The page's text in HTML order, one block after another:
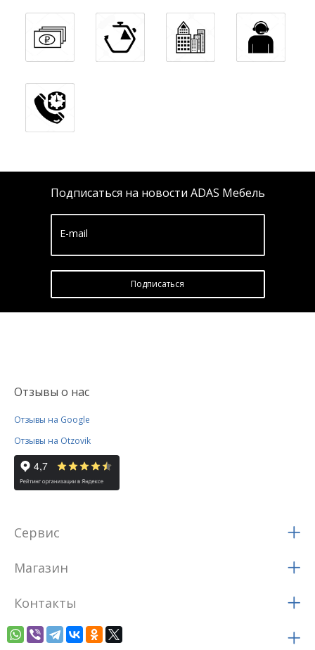
Подписаться на новости ADAS Мебель
E-mail
Подписатьcя
Отзывы о нас
Отзывы на Google
Отзывы на Otzovik
Сервис
Магазин
Контакты
Соц.сети